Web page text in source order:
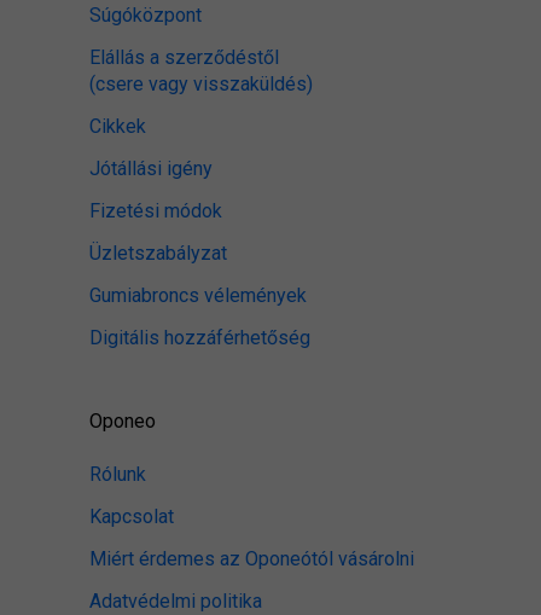
Súgóközpont
Elállás a szerződéstől
(csere vagy visszaküldés)
Cikkek
Jótállási igény
Fizetési módok
Üzletszabályzat
Gumiabroncs vélemények
Digitális hozzáférhetőség
Oponeo
Rólunk
Kapcsolat
Miért érdemes az Oponeótól vásárolni
Adatvédelmi politika